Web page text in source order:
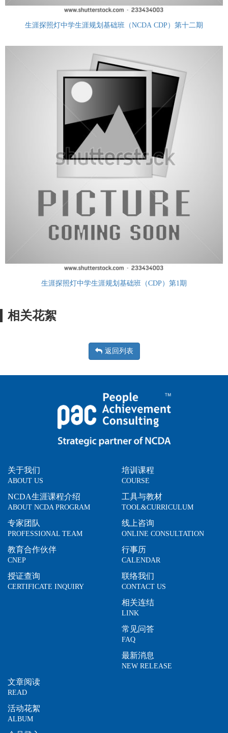
生涯探照灯中学生涯规划基础班（NCDA CDP）第十二期
生涯探照灯中学生涯规划基础班（CDP）第1期
相关花絮
返回列表
关于我们
ABOUT US
NCDA生涯课程介绍
ABOUT NCDA PROGRAM
专家团队
PROFESSIONAL TEAM
教育合作伙伴
CNEP
授证查询
CERTIFICATE INQUIRY
培训课程
COURSE
工具与教材
TOOL&CURRICULUM
线上咨询
ONLINE CONSULTATION
行事历
CALENDAR
联络我们
CONTACT US
相关连结
LINK
常见问答
FAQ
最新消息
NEW RELEASE
文章阅读
READ
活动花絮
ALBUM